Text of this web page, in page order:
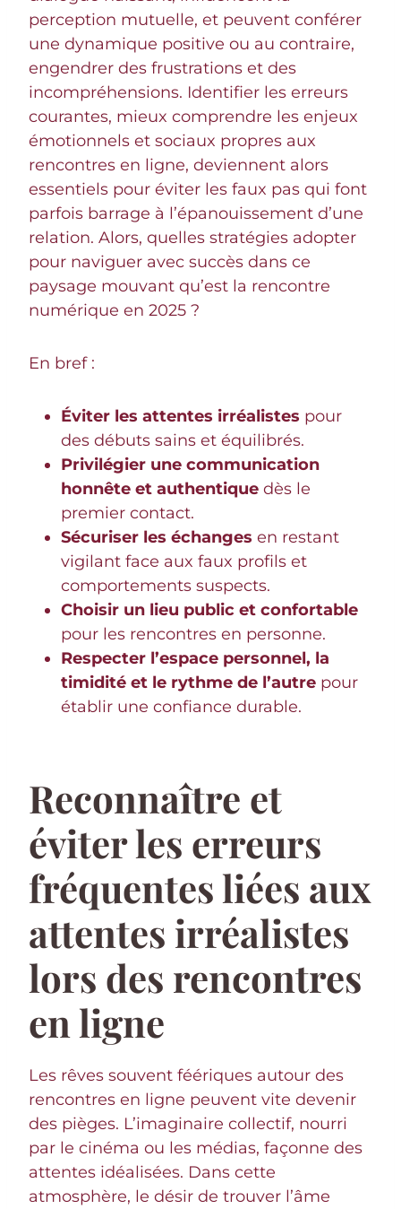
perception mutuelle, et peuvent conférer
une dynamique positive ou au contraire,
engendrer des frustrations et des
incompréhensions. Identifier les erreurs
courantes, mieux comprendre les enjeux
émotionnels et sociaux propres aux
rencontres en ligne, deviennent alors
essentiels pour éviter les faux pas qui font
parfois barrage à l’épanouissement d’une
relation. Alors, quelles stratégies adopter
pour naviguer avec succès dans ce
paysage mouvant qu’est la rencontre
numérique en 2025 ?
En bref :
Éviter les attentes irréalistes pour
des débuts sains et équilibrés.
Privilégier une communication
honnête et authentique dès le
premier contact.
Sécuriser les échanges en restant
vigilant face aux faux profils et
comportements suspects.
Choisir un lieu public et confortable
pour les rencontres en personne.
Respecter l’espace personnel, la
timidité et le rythme de l’autre pour
établir une confiance durable.
Reconnaître et
éviter les erreurs
fréquentes liées aux
attentes irréalistes
lors des rencontres
en ligne
Les rêves souvent féériques autour des
rencontres en ligne peuvent vite devenir
des pièges. L’imaginaire collectif, nourri
par le cinéma ou les médias, façonne des
attentes idéalisées. Dans cette
atmosphère, le désir de trouver l’âme